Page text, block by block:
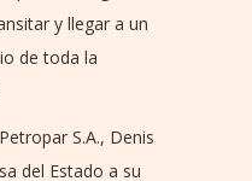
y llegar a un
de toda la
S.A., Denis
del Estado a su